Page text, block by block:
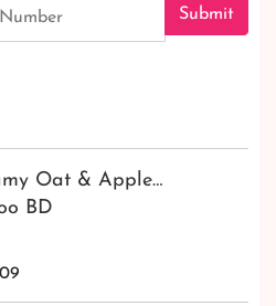
Submit
Oat & Apple…
BD